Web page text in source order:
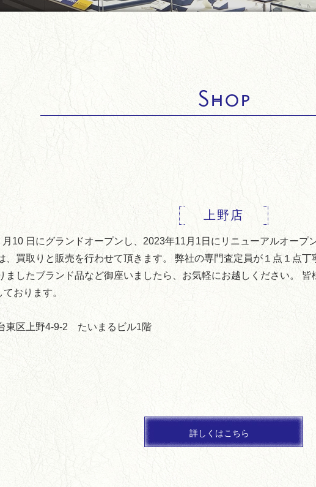
上野店
10 日にグランドオープンし、2023年11月1日にリニューアルオープ
、買取りと販売を行わせて頂きます。 弊社の専門査定員が１点１点丁
ましたブランド品など御座いましたら、お気軽にお越しください。 皆
おります。
東区上野4-9-2 たいまるビル1階
詳しくはこちら